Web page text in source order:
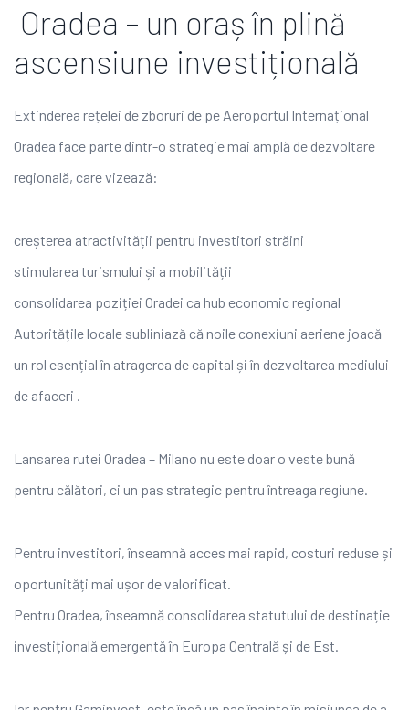
Oradea – un oraș în plină
ascensiune investițională
Extinderea rețelei de zboruri de pe Aeroportul Internațional
Oradea face parte dintr-o strategie mai amplă de dezvoltare
regională, care vizează:
creșterea atractivității pentru investitori străini
stimularea turismului și a mobilității
consolidarea poziției Oradei ca hub economic regional
Autoritățile locale subliniază că noile conexiuni aeriene joacă
un rol esențial în atragerea de capital și în dezvoltarea mediului
de afaceri .
Lansarea rutei Oradea – Milano nu este doar o veste bună
pentru călători, ci un pas strategic pentru întreaga regiune.
Pentru investitori, înseamnă acces mai rapid, costuri reduse și
oportunități mai ușor de valorificat.
Pentru Oradea, înseamnă consolidarea statutului de destinație
investițională emergentă în Europa Centrală și de Est.